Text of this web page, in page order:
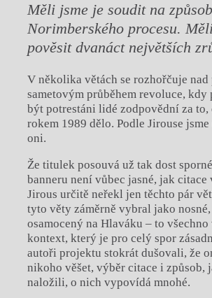
Měli jsme je soudit na způsob
Norimberského procesu.
pověsit dvanáct největších
V několika větách se rozhořčuje
sametovým průběhem revoluce, kdy
být potrestáni lidé zodpovědní za to,
rokem 1989 dělo. Podle Jirouse
oni.
Že titulek posouvá už tak dost
banneru není vůbec jasné, jak citace
Jirous určitě neřekl jen těchto pár
tyto věty záměrně vybral jako
osamocený na Hlaváku – to
kontext, který je pro celý spor
autoři projektu stokrát dušovali, že
nikoho věšet, výběr citace i způsob,
naložili, o nich vypovídá mnohé.